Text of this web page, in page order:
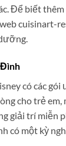
Để biết
cuisinart-
Đình
có các gói
cho trẻ
giải trí miễn
có một kỳ